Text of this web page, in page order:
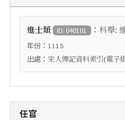
進士類 ID: 040101 ： 科舉:
年份： 1115
出處： 宋人傳記資料索引(電子
任官